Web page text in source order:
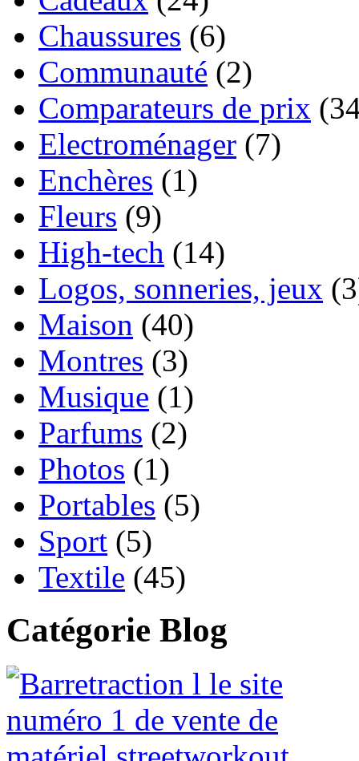
Chaussures (6)
Communauté (2)
Comparateurs de prix
Electroménager (7)
Enchères (1)
Fleurs (9)
High-tech (14)
Logos, sonneries, jeux
Maison (40)
Montres (3)
Musique (1)
Parfums (2)
Photos (1)
Portables (5)
Sport (5)
Textile (45)
Catégorie Blog